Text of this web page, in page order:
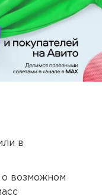
в
возможном